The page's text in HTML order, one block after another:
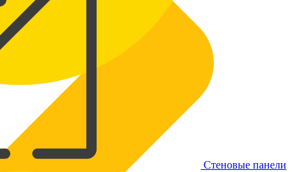
Стеновые панели